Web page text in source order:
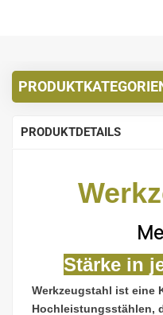
PRODUKTDETAILS
Stärke in
Werkzeugstahl ist eine
Hochleistungsstählen,